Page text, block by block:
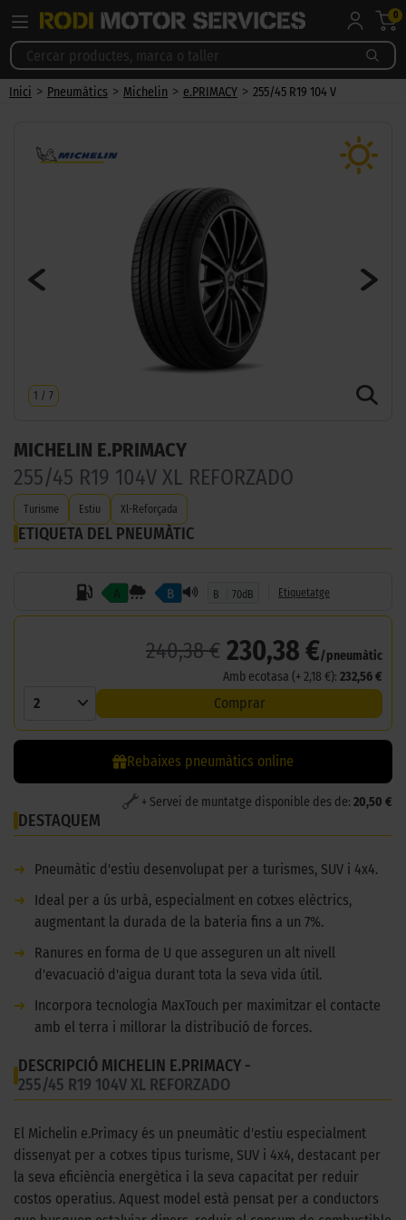
0
Inici > Pneumàtics > Michelin > e.PRIMACY > 255/45 R19 104 V
1 / 7
MICHELIN E.PRIMACY
255/45 R19 104V XL REFORZADO
Turisme Estiu Xl-Reforçada
ETIQUETA DEL PNEUMÀTIC
A B B 70dB Etiquetatge
240,38 € 230,38 €/pneumàtic
Amb ecotasa (+ 2,18 €): 232,56 €
2 Comprar
Rebaixes pneumàtics online
+ Servei de muntatge disponible des de: 20,50 €
DESTAQUEM
➜
Pneumàtic d'estiu desenvolupat per a turismes, SUV i 4x4.
➜
Ideal per a ús urbà, especialment en cotxes elèctrics,
augmentant la durada de la bateria fins a un 7%.
➜
Ranures en forma de U que asseguren un alt nivell
d'evacuació d'aigua durant tota la seva vida útil.
➜
Incorpora tecnologia MaxTouch per maximitzar el contacte
amb el terra i millorar la distribució de forces.
DESCRIPCIÓ MICHELIN E.PRIMACY -
255/45 R19 104V XL REFORZADO
El Michelin e.Primacy és un pneumàtic d'estiu especialment
dissenyat per a cotxes tipus turisme, SUV i 4x4, destacant per
la seva eficiència energètica i la seva capacitat per reduir
costos operatius. Aquest model està pensat per a conductors